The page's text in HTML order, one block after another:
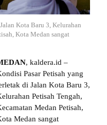
Kota Baru 3, Kelurahan
Kota Medan sangat
, kaldera.id –
Pasar Petisah yang
di Jalan Kota Baru 3,
Petisah Tengah,
Medan Petisah,
Medan sangat